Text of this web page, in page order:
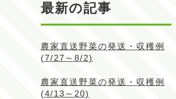
最新の記事
農家直送野菜の発送・収穫例
(7/27～8/2)
農家直送野菜の発送・収穫例
(4/13～20)